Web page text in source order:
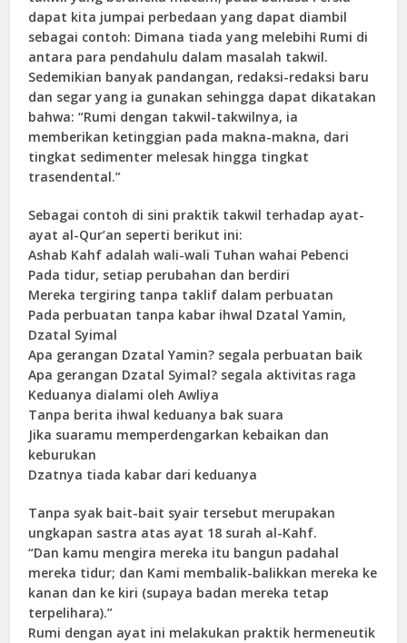
dapat kita jumpai perbedaan yang dapat diambil
sebagai contoh: Dimana tiada yang melebihi Rumi di
antara para pendahulu dalam masalah takwil.
Sedemikian banyak pandangan, redaksi-redaksi baru
dan segar yang ia gunakan sehingga dapat dikatakan
bahwa: “Rumi dengan takwil-takwilnya, ia
memberikan ketinggian pada makna-makna, dari
tingkat sedimenter melesak hingga tingkat
trasendental.”
Sebagai contoh di sini praktik takwil terhadap ayat-
ayat al-Qur’an seperti berikut ini:
Ashab Kahf adalah wali-wali Tuhan wahai Pebenci
Pada tidur, setiap perubahan dan berdiri
Mereka tergiring tanpa taklif dalam perbuatan
Pada perbuatan tanpa kabar ihwal Dzatal Yamin,
Dzatal Syimal
Apa gerangan Dzatal Yamin? segala perbuatan baik
Apa gerangan Dzatal Syimal? segala aktivitas raga
Keduanya dialami oleh Awliya
Tanpa berita ihwal keduanya bak suara
Jika suaramu memperdengarkan kebaikan dan
keburukan
Dzatnya tiada kabar dari keduanya
Tanpa syak bait-bait syair tersebut merupakan
ungkapan sastra atas ayat 18 surah al-Kahf.
“Dan kamu mengira mereka itu bangun padahal
mereka tidur; dan Kami membalik-balikkan mereka ke
kanan dan ke kiri (supaya badan mereka tetap
terpelihara).”
Rumi dengan ayat ini melakukan praktik hermeneutik